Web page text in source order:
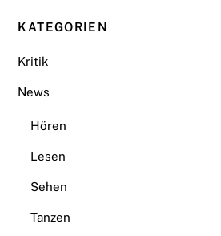
KATEGORIEN
Kritik
News
Hören
Lesen
Sehen
Tanzen